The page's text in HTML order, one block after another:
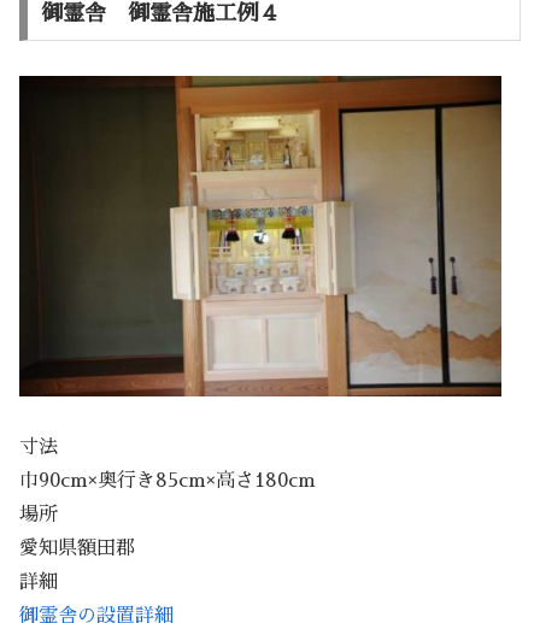
御霊舎 御霊舎施工例４
寸法
巾90cm×奥行き85cm×高さ180cm
場所
愛知県額田郡
詳細
御霊舎の設置詳細